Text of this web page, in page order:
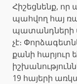
Հիշեցնենք,
պահվող հայ
պատանդների
չէ։
քանի հարյուր
19 հայերի